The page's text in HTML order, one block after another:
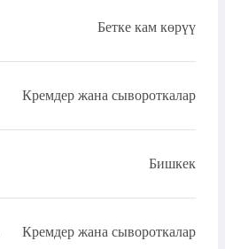
Бетке кам көрүү
Кремдер жана сывороткалар
Бишкек
Кремдер жана сывороткалар